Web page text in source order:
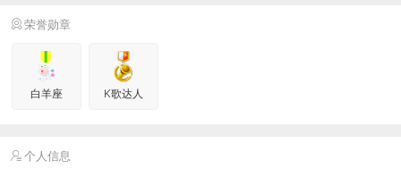
荣誉勋章
白羊座 K歌达人
个人信息